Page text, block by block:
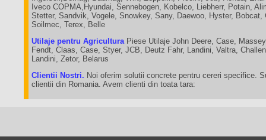
Iveco COPMA,Hyundai, Sennebogen, Kobelco, Liebherr, Potain,
Stetter, Sandvik, Vogele, Snowkey, Sany, Daewoo, Hyster, Bobcat,
Soilmec, Terex, Belle
Utilaje pentru Agricultura Piese Utilaje John Deere, Case,
Fendt, Claas, Case, Styer, JCB, Deutz Fahr, Landini, Valtra,
Landini, Zetor, Belarus
Clientii Nostri. Noi oferim solutii concrete pentru cereri specifice.
clientii din Romania. Avem clienti din toata tara: